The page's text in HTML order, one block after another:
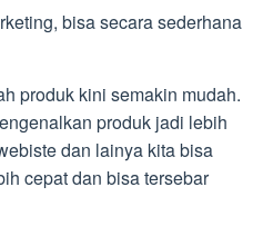
bisa secara sederhana
produk kini semakin mudah.
produk jadi lebih
dan lainya kita bisa
cepat dan bisa tersebar